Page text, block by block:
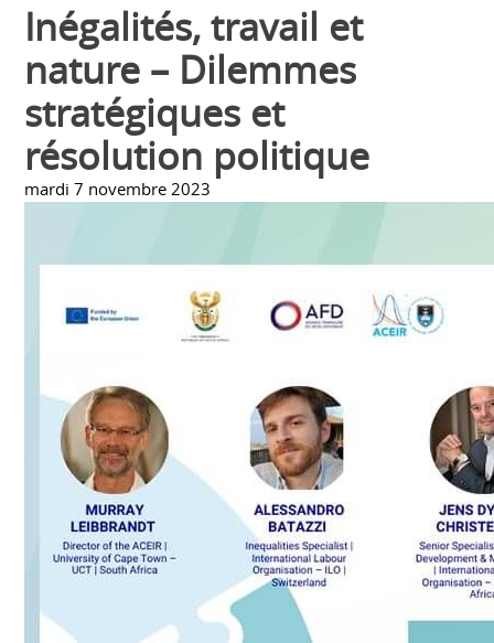
Inégalités, travail et
nature – Dilemmes
stratégiques et
résolution politique
mardi 7 novembre 2023